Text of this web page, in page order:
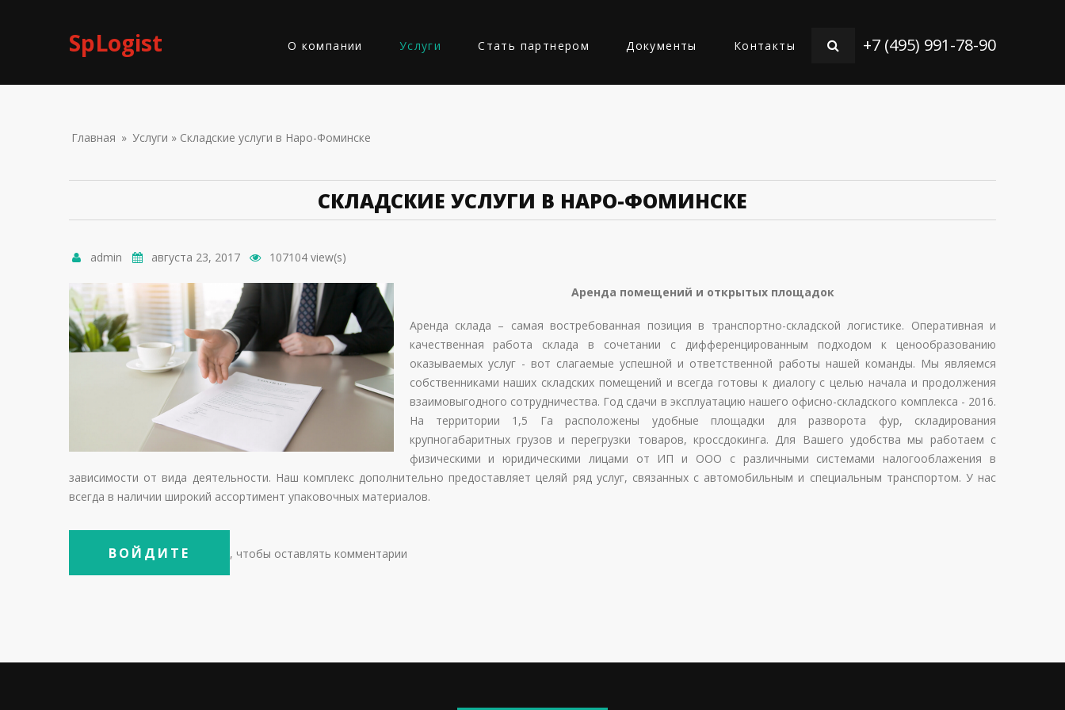
SpLogist О компании Услуги Стать партнером Документы Контакты +7 (495) 991-78-90
ВЫ ЗДЕСЬ
Главная » Услуги » Складские услуги в Наро-Фоминске
СКЛАДСКИЕ УСЛУГИ В НАРО-ФОМИНСКЕ
admin августа 23, 2017 107104 view(s)
Аренда помещений и открытых площадок
Аренда склада – самая востребованная позиция в транспортно-складской логистике. Оперативная и
качественная работа склада в сочетании с дифференцированным подходом к ценообразованию
оказываемых услуг - вот слагаемые успешной и ответственной работы нашей команды. Мы являемся
собственниками наших складских помещений и всегда готовы к диалогу с целью начала и продолжения
взаимовыгодного сотрудничества. Год сдачи в эксплуатацию нашего офисно-складского комплекса - 2016.
На территории 1,5 Га расположены удобные площадки для разворота фур, складирования
крупногабаритных грузов и перегрузки товаров, кроссдокинга. Для Вашего удобства мы работаем с
физическими и юридическими лицами от ИП и ООО с различными системами налогооблажения в
зависимости от вида деятельности. Наш комплекс дополнительно предоставляет целяй ряд услуг, связанных с автомобильным и специальным транспортом. У нас
всегда в наличии широкий ассортимент упаковочных материалов.
ВОЙДИТЕ , чтобы оставлять комментарии